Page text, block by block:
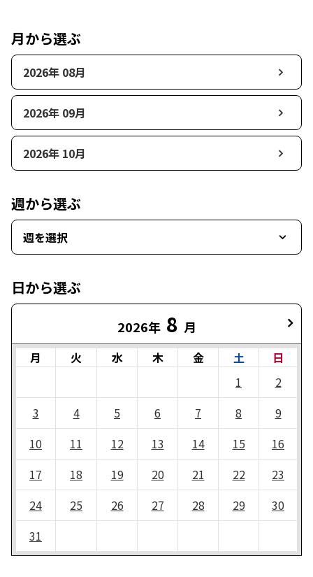
月から選ぶ
2026年 08月
2026年 09月
2026年 10月
週から選ぶ
週を選択
日から選ぶ
2026年 8 月
月 火 水 木 金 土
日
1
2
3
4 5 6 7 8
9
10
11 12 13 14 15
16
17
18 19 20 21 22
23
24
25 26 27 28 29
30
31